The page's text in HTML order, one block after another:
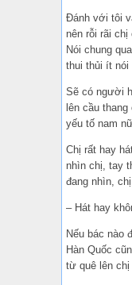
Đánh với tôi
nên rỗi rãi
Nói chung
thui thủi ít
Sẽ có người
lên cầu
yếu tố nam
Chị rất hay
nhìn chị, tay
đang nhìn,
– Hát hay
Nếu bác nào
Hàn Quốc
từ quê lên chị